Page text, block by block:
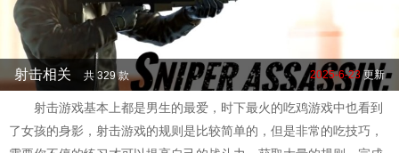
射击相关 共 329 款 2025-6-23更新
射击游戏基本上都是男生的最爱，时下最火的吃鸡游戏中也看到
了女孩的身影，射击游戏的规则是比较简单的，但是非常的吃技巧，